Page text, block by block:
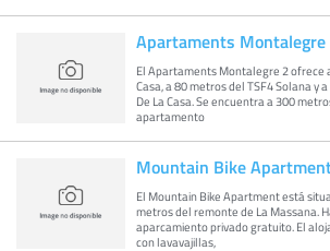
Apartaments Montalegre
El Apartaments Montalegre 2 ofrece
Casa, a 80 metros del TSF4 Solana y
De La Casa. Se encuentra a 300
apartamento
Mountain Bike
El Mountain Bike Apartment está
metros del remonte de La Massana.
aparcamiento privado gratuito. El
con lavavajillas,